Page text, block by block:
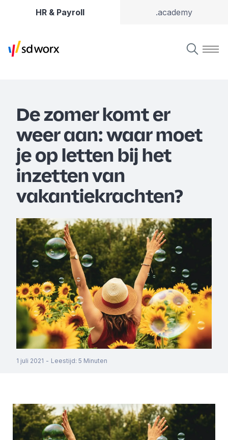
HR & Payroll .academy
De zomer komt er
weer aan: waar moet
je op letten bij het
inzetten van
vakantiekrachten?
1 juli 2021 - Leestijd: 5 Minuten